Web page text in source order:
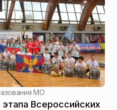
МО
Всероссийских